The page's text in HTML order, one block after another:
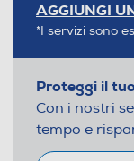
AGGIUNGI
*I servizi sono
Proteggi il
Con i nostri
tempo e